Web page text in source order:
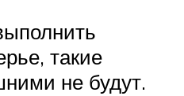
такие
не будут.